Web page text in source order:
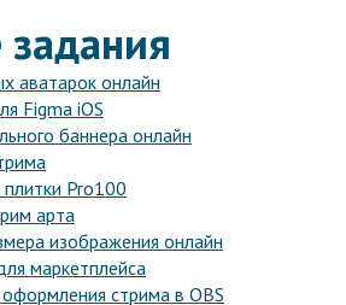
аватарок онлайн
Figma iOS
баннера онлайн
Pro100
арта
изображения онлайн
маркетплейса
стрима в OBS